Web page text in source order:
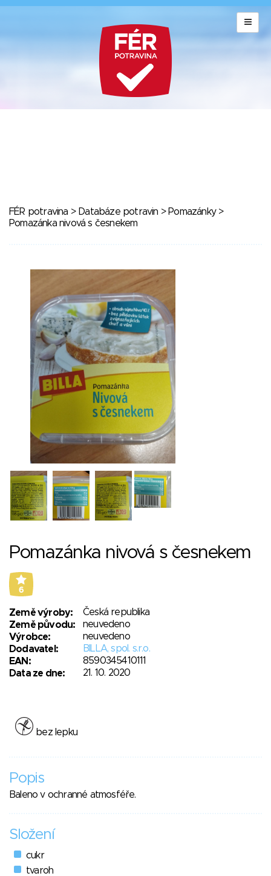
FÉR potravina > Databáze potravin > Pomazánky>
Pomazánka nivová s česnekem
Pomazánka nivová s česnekem
6
Země výroby:
Česká republika
Země původu:
neuvedeno
Výrobce:
neuvedeno
Dodavatel:
BILLA, spol. s.r.o.
EAN:
8590345410111
Data ze dne:
21. 10. 2020
bez lepku
Popis
Baleno v ochranné atmosféře.
Složení
cukr
tvaroh